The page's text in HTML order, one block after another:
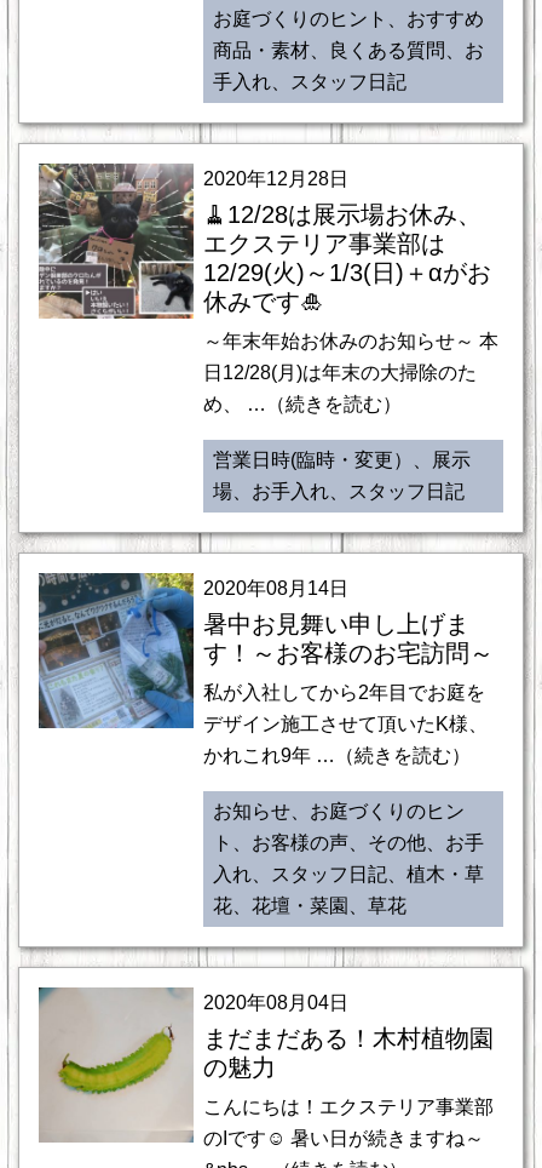
お庭づくりのヒント、おすすめ
商品・素材、良くある質問、お
手入れ、スタッフ日記
2020年12月28日
🧹12/28は展示場お休み、
エクステリア事業部は
12/29(火)～1/3(日)＋αがお
休みです🎍
～年末年始お休みのお知らせ～ 本
日12/28(月)は年末の大掃除のた
め、 …（続きを読む）
営業日時(臨時・変更）、展示
場、お手入れ、スタッフ日記
2020年08月14日
暑中お見舞い申し上げま
す！～お客様のお宅訪問～
私が入社してから2年目でお庭を
デザイン施工させて頂いたK様、
かれこれ9年 …（続きを読む）
お知らせ、お庭づくりのヒン
ト、お客様の声、その他、お手
入れ、スタッフ日記、植木・草
花、花壇・菜園、草花
2020年08月04日
まだまだある！木村植物園
の魅力
こんにちは！エクステリア事業部
のIです☺ 暑い日が続きますね～